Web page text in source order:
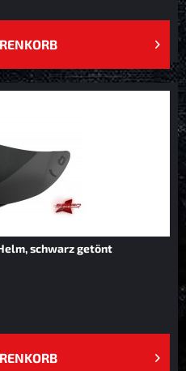
schwarz getönt